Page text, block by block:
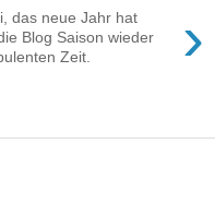
›
das neue Jahr hat
Blog Saison wieder
Zeit.